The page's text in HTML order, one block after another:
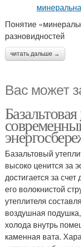
Понятие
разновидностей
читать дальше →
Вас может
Базальтовый
высоко ценится за
достигается за
его волокнистой
утеплителя
воздушная
холода внутрь
каменная вата.